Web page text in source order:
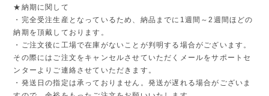
★納期に関して
・完全受注生産となっているため、納品までに1週間～2週間ほどの
納期を頂戴しております。
・ご注文後に工場で在庫がないことが判明する場合がございます。
その際にはご注文をキャンセルさせていただくメールをサポートセ
ンターよりご連絡させていただきます。
・発送日の指定は承っておりません。発送が遅れる場合がございま